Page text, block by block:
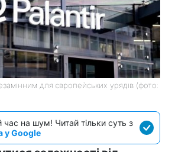
для європейських урядів (фото:
час на шум! Читай тільки суть з
у Google